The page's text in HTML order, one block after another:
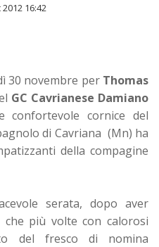
16:42
30 novembre per Thomas
GC Cavrianese Damiano
confortevole cornice del
di Cavriana (Mn) ha
della compagine
serata, dopo aver
più volte con calorosi
del fresco di nomina